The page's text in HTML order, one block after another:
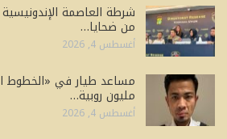
شرطة العاصمة
من ضحايا…
أغسطس 4, 2026
مليون روبية…
أغسطس 4, 2026